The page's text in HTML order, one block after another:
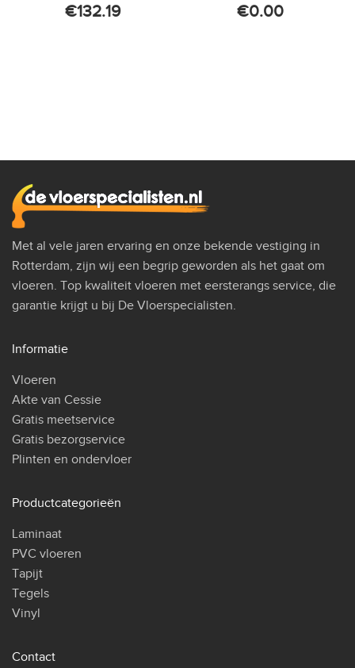
€132.19 €0.00
Met al vele jaren ervaring en onze bekende vestiging in
Rotterdam, zijn wij een begrip geworden als het gaat om
vloeren. Top kwaliteit vloeren met eersterangs service, die
garantie krijgt u bij De Vloerspecialisten.
Informatie
Vloeren
Akte van Cessie
Gratis meetservice
Gratis bezorgservice
Plinten en ondervloer
Productcategorieën
Laminaat
PVC vloeren
Tapijt
Tegels
Vinyl
Contact